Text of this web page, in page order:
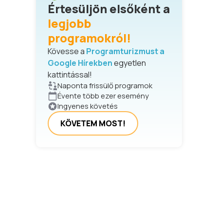
Értesüljön elsőként a
legjobb
programokról!
Kövesse a Programturizmust a
Google Hírekbenegyetlen
kattintással!
Naponta frissülő programok
Évente több ezer esemény
Ingyenes követés
KÖVETEM MOST!